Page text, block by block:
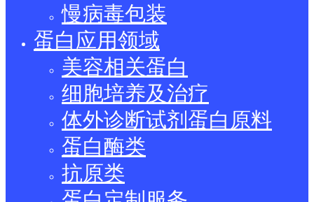
慢病毒包装
蛋白应用领域
美容相关蛋白
细胞培养及治疗
体外诊断试剂蛋白原料
蛋白酶类
抗原类